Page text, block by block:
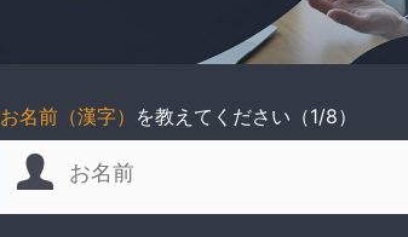
お名前（漢字） を教えてください（1/8）